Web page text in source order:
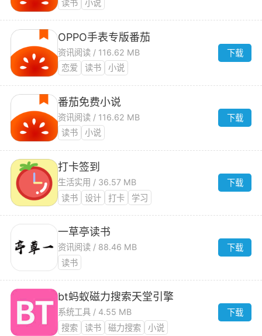
读书
小说
OPPO手表专版番茄
资讯阅读 / 116.62 MB
恋爱
读书 小说
下载
番茄免费小说
资讯阅读 / 116.62 MB
读书
小说
下载
打卡签到
生活实用 / 36.57 MB
读书
设计 打卡 学习
下载
一草亭读书
资讯阅读 / 88.46 MB
读书
下载
bt蚂蚁磁力搜索天堂引擎
系统工具 / 4.55 MB
搜索
读书 磁力搜索 小说
下载